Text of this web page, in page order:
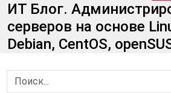
ИТ Блог.
серверов на основе
Debian, CentOS,